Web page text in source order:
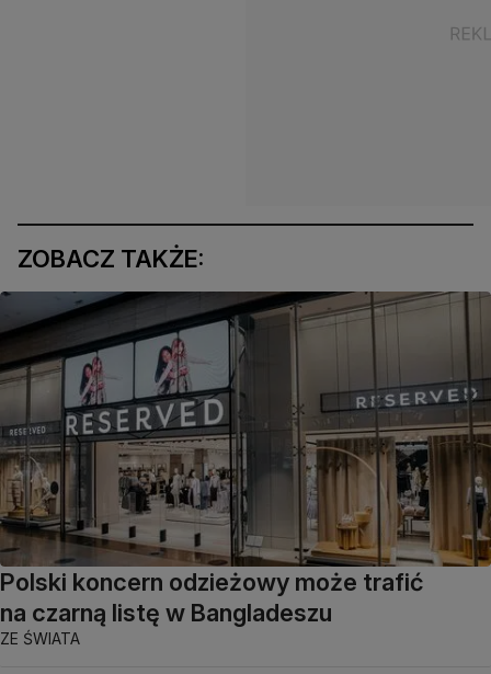
ZOBACZ TAKŻE:
Polski koncern odzieżowy może trafić
na czarną listę w Bangladeszu
ZE ŚWIATA